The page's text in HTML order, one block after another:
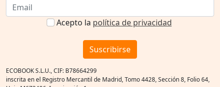
Acepto la política de privacidad
Suscribirse
ECOBOOK S.L.U., CIF: B78664299
inscrita en el Registro Mercantil de Madrid, Tomo 4428, Sección 8, Folio 64,